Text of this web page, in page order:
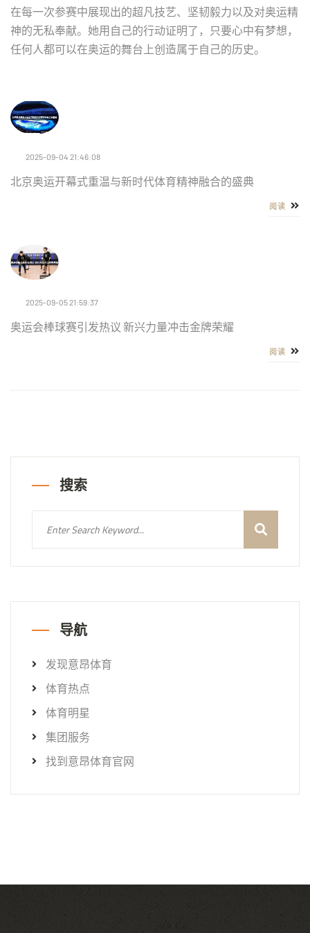
在每一次参赛中展现出的超凡技艺、坚韧毅力以及对奥运精
神的无私奉献。她用自己的行动证明了，只要心中有梦想，
任何人都可以在奥运的舞台上创造属于自己的历史。
2025-09-04 21:46:08
北京奥运开幕式重温与新时代体育精神融合的盛典
阅读
2025-09-05 21:59:37
奥运会棒球赛引发热议 新兴力量冲击金牌荣耀
阅读
搜索
导航
发现意昂体育
体育热点
体育明星
集团服务
找到意昂体育官网